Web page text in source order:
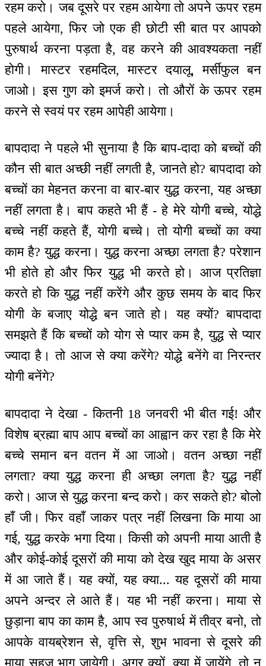
रहम करो। जब दूसरे पर रहम आयेगा तो अपने ऊपर रहम
पहले आयेगा, फिर जो एक ही छोटी सी बात पर आपको
पुरुषार्थ करना पड़ता है, वह करने की आवश्यकता नहीं
होगी। मास्टर रहमदिल, मास्टर दयालू, मर्सीफुल बन
जाओ। इस गुण को इमर्ज करो। तो औरों के ऊपर रहम
करने से स्वयं पर रहम आपेही आयेगा।
बापदादा ने पहले भी सुनाया है कि बाप-दादा को बच्चों की
कौन सी बात अच्छी नहीं लगती है, जानते हो? बापदादा को
बच्चों का मेहनत करना वा बार-बार युद्ध करना, यह अच्छा
नहीं लगता है। बाप कहते भी हैं - हे मेरे योगी बच्चे, योद्धे
बच्चे नहीं कहते हैं, योगी बच्चे। तो योगी बच्चों का क्या
काम है? युद्ध करना। युद्ध करना अच्छा लगता है? परेशान
भी होते हो और फिर युद्ध भी करते हो। आज प्रतिज्ञा
करते हो कि युद्ध नहीं करेंगे और कुछ समय के बाद फिर
योगी के बजाए योद्धे बन जाते हो। यह क्यों? बापदादा
समझते हैं कि बच्चों को योग से प्यार कम है, युद्ध से प्यार
ज्यादा है। तो आज से क्या करेंगे? योद्धे बनेंगे वा निरन्तर
योगी बनेंगे?
बापदादा ने देखा - कितनी 18 जनवरी भी बीत गई! और
विशेष ब्रह्मा बाप आप बच्चों का आह्वान कर रहा है कि मेरे
बच्चे समान बन वतन में आ जाओ। वतन अच्छा नहीं
लगता? क्या युद्ध करना ही अच्छा लगता है? युद्ध नहीं
करो। आज से युद्ध करना बन्द करो। कर सकते हो? बोलो
हाँ जी। फिर वहाँ जाकर पत्र नहीं लिखना कि माया आ
गई, युद्ध करके भगा दिया। किसी को अपनी माया आती है
और कोई-कोई दूसरों की माया को देख खुद माया के असर
में आ जाते हैं। यह क्यों, यह क्या... यह दूसरों की माया
अपने अन्दर ले आते हैं। यह भी नहीं करना। माया से
छुड़ाना बाप का काम है, आप स्व पुरुषार्थ में तीव्र बनो, तो
आपके वायब्रेशन से, वृत्ति से, शुभ भावना से दूसरे की
माया सहज भाग जायेगी। अगर क्यों, क्या में जायेंगे, तो न